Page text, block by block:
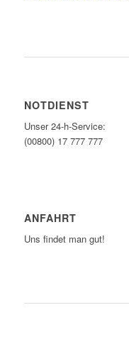
NOTDIENST
Unser 24-h-Service:
(00800) 17 777 777
ANFAHRT
Uns findet man gut!